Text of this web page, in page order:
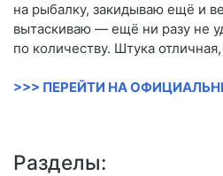
на рыбалку, закидываю ещё и
вытаскиваю — ещё ни разу не
по количеству. Штука
>>> ПЕРЕЙТИ НА
Разделы: